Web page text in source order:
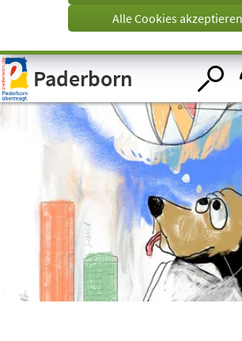
Visuelle
Assistenzsoftware
öffnen.
Alle Cookies akzeptieren
Paderborn